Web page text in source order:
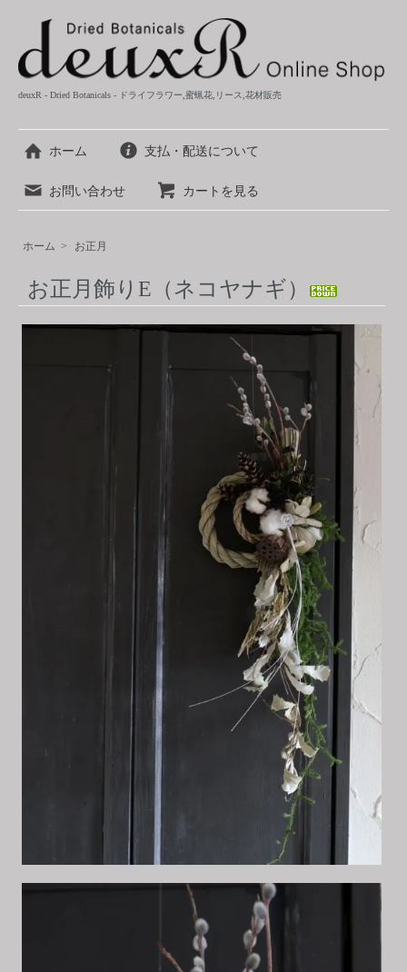
deuxR - Dried Botanicals - ドライフラワー,蜜蝋花,リース,花材販売
ホーム 支払・配送について
お問い合わせ カートを見る
ホーム > お正月
お正月飾りE（ネコヤナギ）